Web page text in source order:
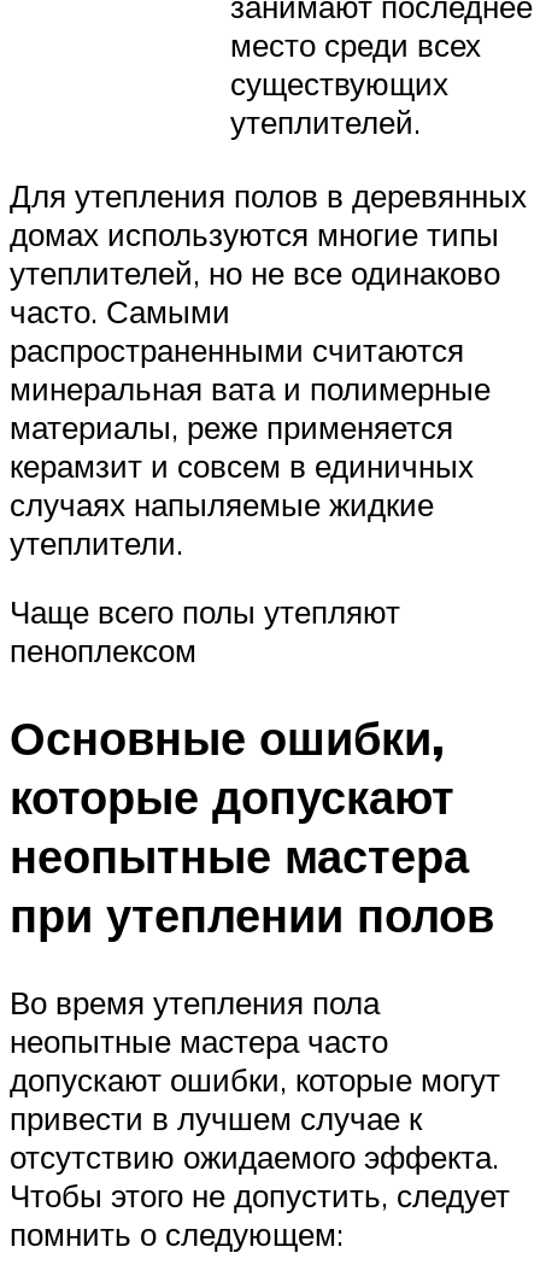
место среди всех
существующих
утеплителей.
Для утепления полов в деревянных
домах используются многие типы
утеплителей, но не все одинаково
часто. Самыми
распространенными считаются
минеральная вата и полимерные
материалы, реже применяется
керамзит и совсем в единичных
случаях напыляемые жидкие
утеплители.
Чаще всего полы утепляют
пеноплексом
Основные ошибки,
которые допускают
неопытные мастера
при утеплении полов
Во время утепления пола
неопытные мастера часто
допускают ошибки, которые могут
привести в лучшем случае к
отсутствию ожидаемого эффекта.
Чтобы этого не допустить, следует
помнить о следующем: